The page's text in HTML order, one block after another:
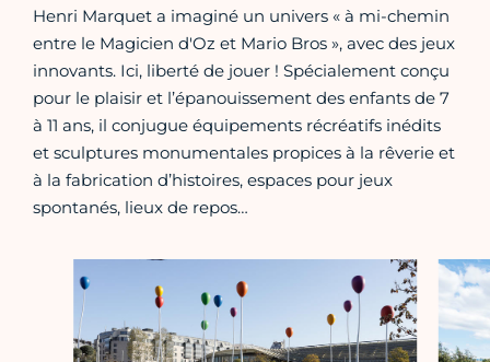
Henri Marquet a imaginé un univers « à mi-chemin
entre le Magicien d'Oz et Mario Bros », avec des jeux
innovants. Ici, liberté de jouer ! Spécialement conçu
pour le plaisir et l’épanouissement des enfants de 7
à 11 ans, il conjugue équipements récréatifs inédits
et sculptures monumentales propices à la rêverie et
à la fabrication d’histoires, espaces pour jeux
spontanés, lieux de repos…